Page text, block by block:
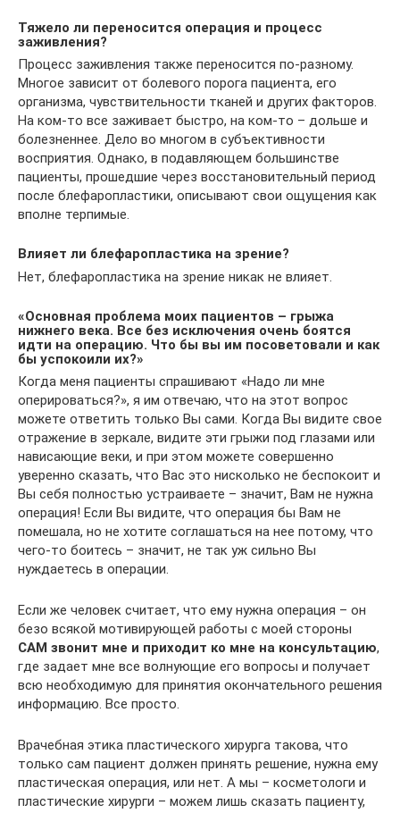
Тяжело ли переносится операция и процесс
заживления?
Процесс заживления также переносится по-разному.
Многое зависит от болевого порога пациента, его
организма, чувствительности тканей и других факторов.
На ком-то все заживает быстро, на ком-то – дольше и
болезненнее. Дело во многом в субъективности
восприятия. Однако, в подавляющем большинстве
пациенты, прошедшие через восстановительный период
после блефаропластики, описывают свои ощущения как
вполне терпимые.
Влияет ли блефаропластика на зрение?
Нет, блефаропластика на зрение никак не влияет.
«Основная проблема моих пациентов – грыжа
нижнего века. Все без исключения очень боятся
идти на операцию. Что бы вы им посоветовали и как
бы успокоили их?»
Когда меня пациенты спрашивают «Надо ли мне
оперироваться?», я им отвечаю, что на этот вопрос
можете ответить только Вы сами. Когда Вы видите свое
отражение в зеркале, видите эти грыжи под глазами или
нависающие веки, и при этом можете совершенно
уверенно сказать, что Вас это нисколько не беспокоит и
Вы себя полностью устраиваете – значит, Вам не нужна
операция! Если Вы видите, что операция бы Вам не
помешала, но не хотите соглашаться на нее потому, что
чего-то боитесь – значит, не так уж сильно Вы
нуждаетесь в операции.
Если же человек считает, что ему нужна операция – он
безо всякой мотивирующей работы с моей стороны
САМ звонит мне и приходит ко мне на консультацию,
где задает мне все волнующие его вопросы и получает
всю необходимую для принятия окончательного решения
информацию. Все просто.
Врачебная этика пластического хирурга такова, что
только сам пациент должен принять решение, нужна ему
пластическая операция, или нет. А мы – косметологи и
пластические хирурги – можем лишь сказать пациенту,